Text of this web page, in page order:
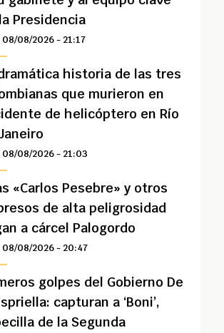
Presidencia
08/08/2026 - 21:17
historia de las tres
que murieron en
de helicóptero en Río
08/08/2026 - 21:03
«Carlos Pesebre» y otros
de alta peligrosidad
llegan a cárcel Palogordo
08/08/2026 - 20:47
golpes del Gobierno De
capturan a ‘Boni’,
de la Segunda